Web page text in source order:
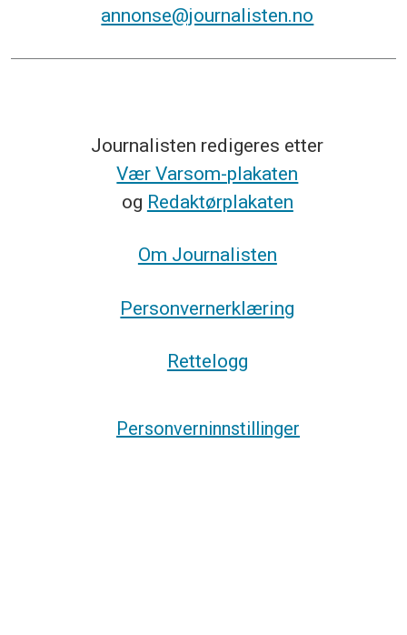
annonse@journalisten.no
Journalisten redigeres etter
Vær Varsom-plakaten
og Redaktørplakaten
Om Journalisten
Personvernerklæring
Rettelogg
Personverninnstillinger